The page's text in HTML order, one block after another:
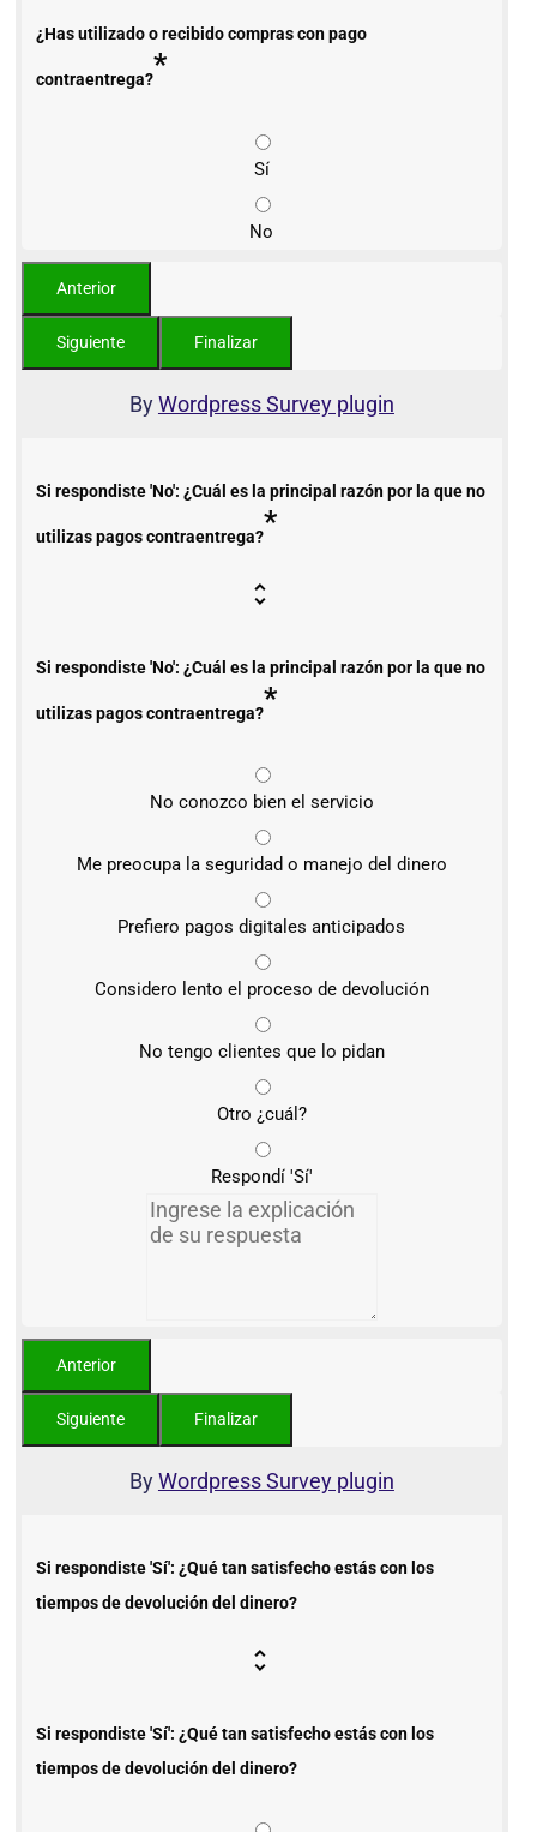
¿Has utilizado o recibido compras con pago
contraentrega?*
Sí
No
ByWordpress Survey plugin
Si respondiste 'No': ¿Cuál es la principal razón por la que no
utilizas pagos contraentrega?*
Si respondiste 'No': ¿Cuál es la principal razón por la que no
utilizas pagos contraentrega?*
No conozco bien el servicio
Me preocupa la seguridad o manejo del dinero
Prefiero pagos digitales anticipados
Considero lento el proceso de devolución
No tengo clientes que lo pidan
Otro ¿cuál?
Respondí 'Sí'
ByWordpress Survey plugin
Si respondiste 'Sí': ¿Qué tan satisfecho estás con los
tiempos de devolución del dinero?
Si respondiste 'Sí': ¿Qué tan satisfecho estás con los
tiempos de devolución del dinero?